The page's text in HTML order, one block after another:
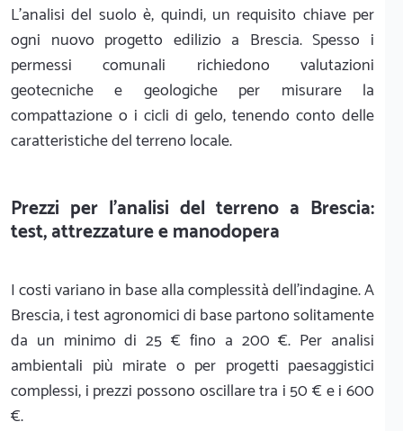
L'analisi del suolo è, quindi, un requisito chiave per
ogni nuovo progetto edilizio a Brescia. Spesso i
permessi comunali richiedono valutazioni
geotecniche e geologiche per misurare la
compattazione o i cicli di gelo, tenendo conto delle
caratteristiche del terreno locale.
Prezzi per l'analisi del terreno a Brescia:
test, attrezzature e manodopera
I costi variano in base alla complessità dell'indagine. A
Brescia, i test agronomici di base partono solitamente
da un minimo di 25 € fino a 200 €. Per analisi
ambientali più mirate o per progetti paesaggistici
complessi, i prezzi possono oscillare tra i 50 € e i 600
€.